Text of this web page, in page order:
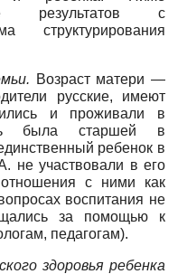
результатов с
структурирования
Возраст матери —
русские, имеют
и проживали в
была старшей в
ребенок в
не участвовали в его
с ними как
воспитания не
за помощью к
педагогам).
здоровья ребенка